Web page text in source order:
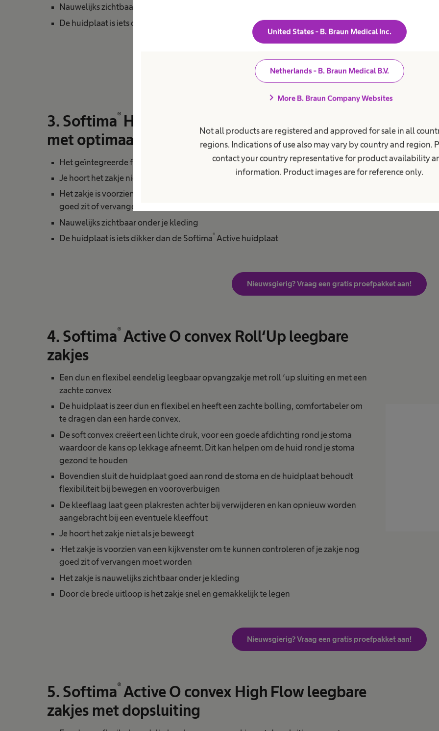
United States - B. Braun Medical Inc.
Netherlands - B. Braun Medical B.V.
chevron_right More B. Braun Company Websites
Not all products are registered and approved for sale in all
regions. Indications of use also may vary by country and region.
contact your country representative for product availability
information. Product images are for reference only.
Nauwelijks zichtbaar onder je kleding
De huidplaat is iets dikker dan de Softima
Active huidplaat
Nieuwsgierig? Vraag een gratis proefpakket aan!
3. Softima® High Flow
met optimaal draagcomfort
Het geïntegreerde filter laat geen ongewenste geurtjes vrij komen
Je hoort het zakje niet als je beweegt
Het zakje is voorzien van een kijkvenster om te kunnen controleren of je zakje nog
goed zit of vervangen moet worden
Nauwelijks zichtbaar onder je kleding
De huidplaat is iets dikker dan de Softima® Active huidplaat
Nieuwsgierig? Vraag een gratis proefpakket aan!
4. Softima®Active O convex Roll‘Up leegbare
zakjes
Een dun en flexibel eendelig leegbaar opvangzakje met roll ‘up sluiting en met een
zachte convex
De huidplaat is zeer dun en flexibel en heeft een zachte bolling, comfortabeler om
te dragen dan een harde convex.
De soft convex creëert een lichte druk, voor een goede afdichting rond je stoma
waardoor de kans op lekkage afneemt. Dit kan helpen om de huid rond je stoma
gezond te houden
Bovendien sluit de huidplaat goed aan rond de stoma en de huidplaat behoudt
flexibiliteit bij bewegen en vooroverbuigen
De kleeflaag laat geen plakresten achter bij verwijderen en kan opnieuw worden
aangebracht bij een eventuele kleeffout
Je hoort het zakje niet als je beweegt
·Het zakje is voorzien van een kijkvenster om te kunnen controleren of je zakje nog
goed zit of vervangen moet worden
Het zakje is nauwelijks zichtbaar onder je kleding
Door de brede uitloop is het zakje snel en gemakkelijk te legen
Nieuwsgierig? Vraag een gratis proefpakket aan!
5. Softima®Active O convex High Flow leegbare
zakjes met dopsluiting